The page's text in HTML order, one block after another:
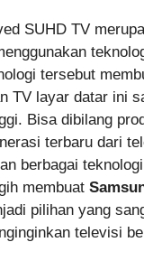
SUHD TV
tersebut
TV layar datar ini
Bisa dibilang
terbaru dari
berbagai
membuat
pilihan yang
televisi